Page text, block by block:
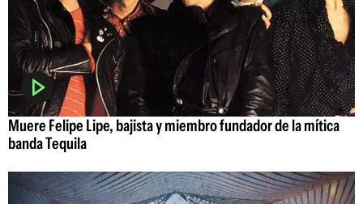
Muere Felipe Lipe, bajista y miembro fundador de la mítica
banda Tequila